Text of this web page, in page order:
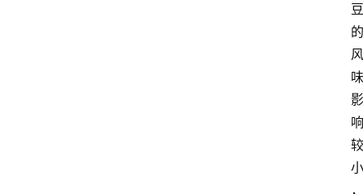
豆
的
风
味
影
响
较
小
，